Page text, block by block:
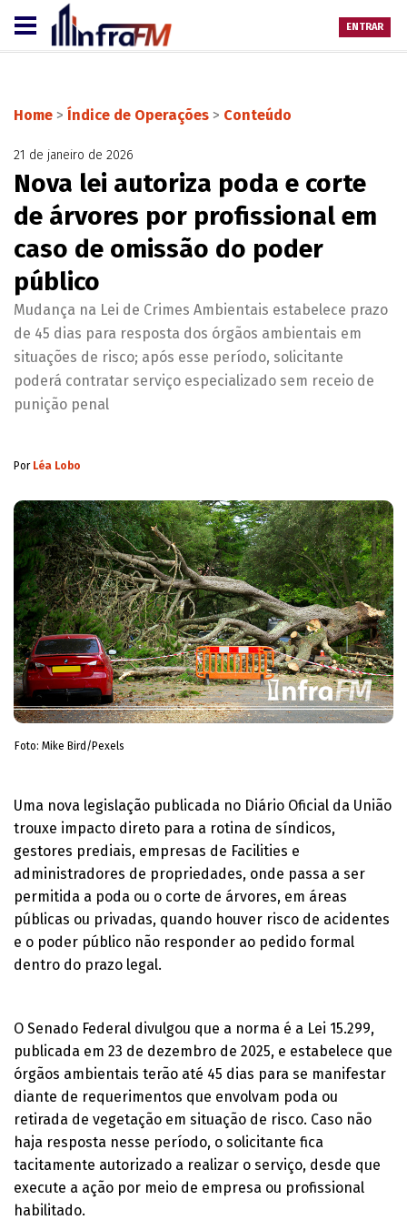
ENTRAR
Home > Índice de Operações > Conteúdo
21 de janeiro de 2026
Nova lei autoriza poda e corte
de árvores por profissional em
caso de omissão do poder
público
Mudança na Lei de Crimes Ambientais estabelece prazo
de 45 dias para resposta dos órgãos ambientais em
situações de risco; após esse período, solicitante
poderá contratar serviço especializado sem receio de
punição penal
Por Léa Lobo
Foto: Mike Bird/Pexels
Uma nova legislação publicada no Diário Oficial da União
trouxe impacto direto para a rotina de síndicos,
gestores prediais, empresas de Facilities e
administradores de propriedades, onde passa a ser
permitida a poda ou o corte de árvores, em áreas
públicas ou privadas, quando houver risco de acidentes
e o poder público não responder ao pedido formal
dentro do prazo legal.
O Senado Federal divulgou que a norma é a Lei 15.299,
publicada em 23 de dezembro de 2025, e estabelece que
órgãos ambientais terão até 45 dias para se manifestar
diante de requerimentos que envolvam poda ou
retirada de vegetação em situação de risco. Caso não
haja resposta nesse período, o solicitante fica
tacitamente autorizado a realizar o serviço, desde que
execute a ação por meio de empresa ou profissional
habilitado.